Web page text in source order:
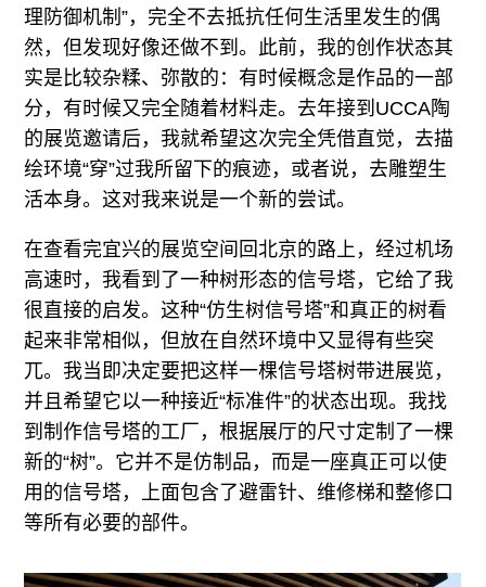
理防御机制”，完全不去抵抗任何生活里发生的偶
然，但发现好像还做不到。此前，我的创作状态其
实是比较杂糅、弥散的：有时候概念是作品的一部
分，有时候又完全随着材料走。去年接到UCCA陶
的展览邀请后，我就希望这次完全凭借直觉，去描
绘环境“穿”过我所留下的痕迹，或者说，去雕塑生
活本身。这对我来说是一个新的尝试。
在查看完宜兴的展览空间回北京的路上，经过机场
高速时，我看到了一种树形态的信号塔，它给了我
很直接的启发。这种“仿生树信号塔”和真正的树看
起来非常相似，但放在自然环境中又显得有些突
兀。我当即决定要把这样一棵信号塔树带进展览，
并且希望它以一种接近“标准件”的状态出现。我找
到制作信号塔的工厂，根据展厅的尺寸定制了一棵
新的“树”。它并不是仿制品，而是一座真正可以使
用的信号塔，上面包含了避雷针、维修梯和整修口
等所有必要的部件。